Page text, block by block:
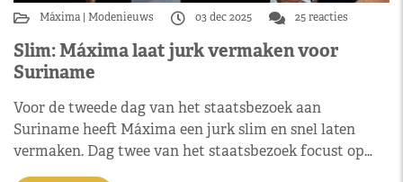
Máxima Modenieuws 03 dec 2025 25 reacties
Slim: Máxima laat jurk vermaken voor
Suriname
Voor de tweede dag van het staatsbezoek aan
Suriname heeft Máxima een jurk slim en snel laten
vermaken. Dag twee van het staatsbezoek focust op…